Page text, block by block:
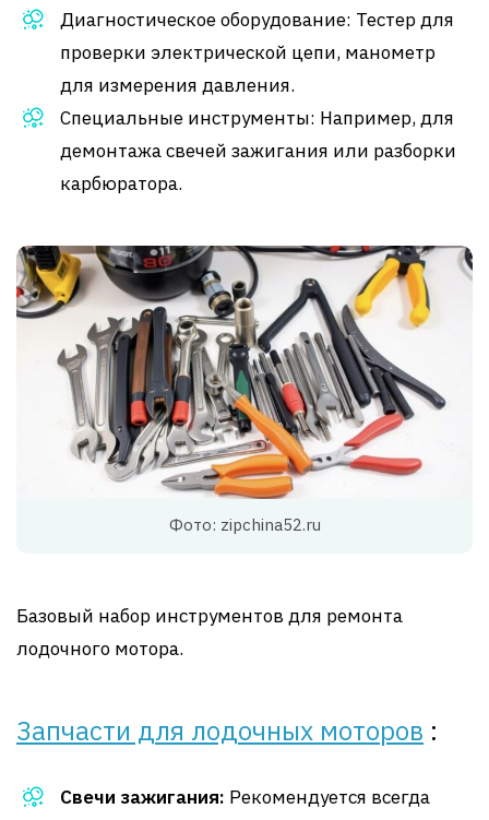
Диагностическое оборудование: Тестер для
проверки электрической цепи, манометр
для измерения давления.
Специальные инструменты: Например, для
демонтажа свечей зажигания или разборки
карбюратора.
Фото: zipchina52.ru
Базовый набор инструментов для ремонта
лодочного мотора.
Запчасти для лодочных моторов :
Свечи зажигания: Рекомендуется всегда